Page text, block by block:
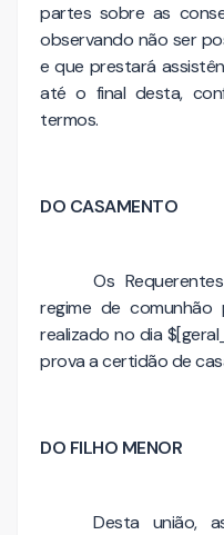
partes sobre as
observando não ser
e que prestará
até o final desta,
termos.
DO CASAMENTO
Os
regime de
realizado no dia
prova a certidão de
DO FILHO MENOR
Desta união,